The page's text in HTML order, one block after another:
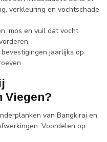
verkleuring en vochtschade
mos en vuil dat vocht
jaarlijks op
Viegen?
van Bangkirai en
Voordelen op